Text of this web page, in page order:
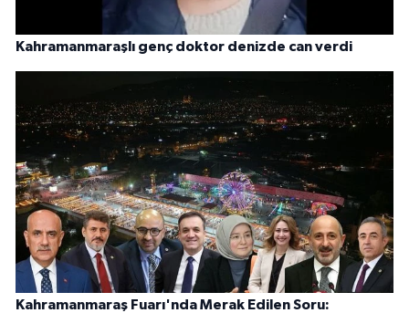
Kahramanmaraşlı genç doktor denizde can verdi
Kahramanmaraş Fuarı'nda Merak Edilen Soru: